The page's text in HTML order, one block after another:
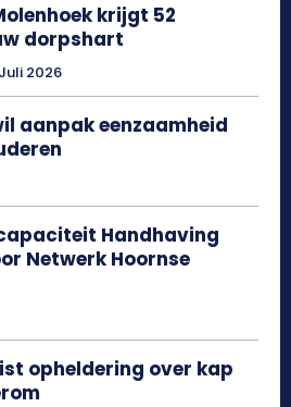
krijgt 52
dorpshart
2026
aanpak eenzaamheid
Handhaving
Netwerk Hoornse
opheldering over kap